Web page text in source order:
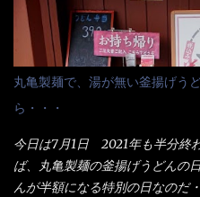
丸亀製麺で、湯が無い釜揚げう
ら・・・
今日は7月1日 2021年も半分終
ば、丸亀製麺の釜揚げうどんの
んが半額になる特別の日なのだ